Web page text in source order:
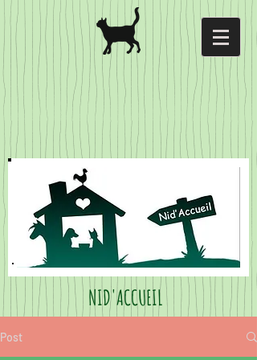
NID'ACCUEIL
Post